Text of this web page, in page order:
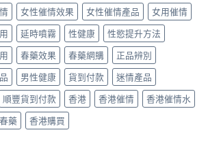
女性催情效果 女性催情產品
女用催情
延時噴霧 性健康
性慾提升方法
春藥效果 春藥網購
正品辨別
男性健康 貨到付款
迷情產品
順豐貨到付款 香港 香港催情
香港催情水
藥 香港購買